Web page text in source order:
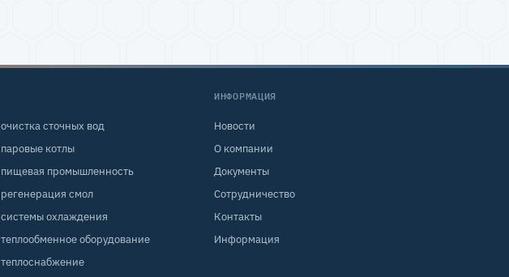
очистка сточных вод
паровые котлы
пищевая промышленность
регенерация смол
системы охлаждения
теплообменное оборудование
теплоснабжение
ИНФОРМАЦИЯ
Новости
О компании
Документы
Сотрудничество
Контакты
Информация